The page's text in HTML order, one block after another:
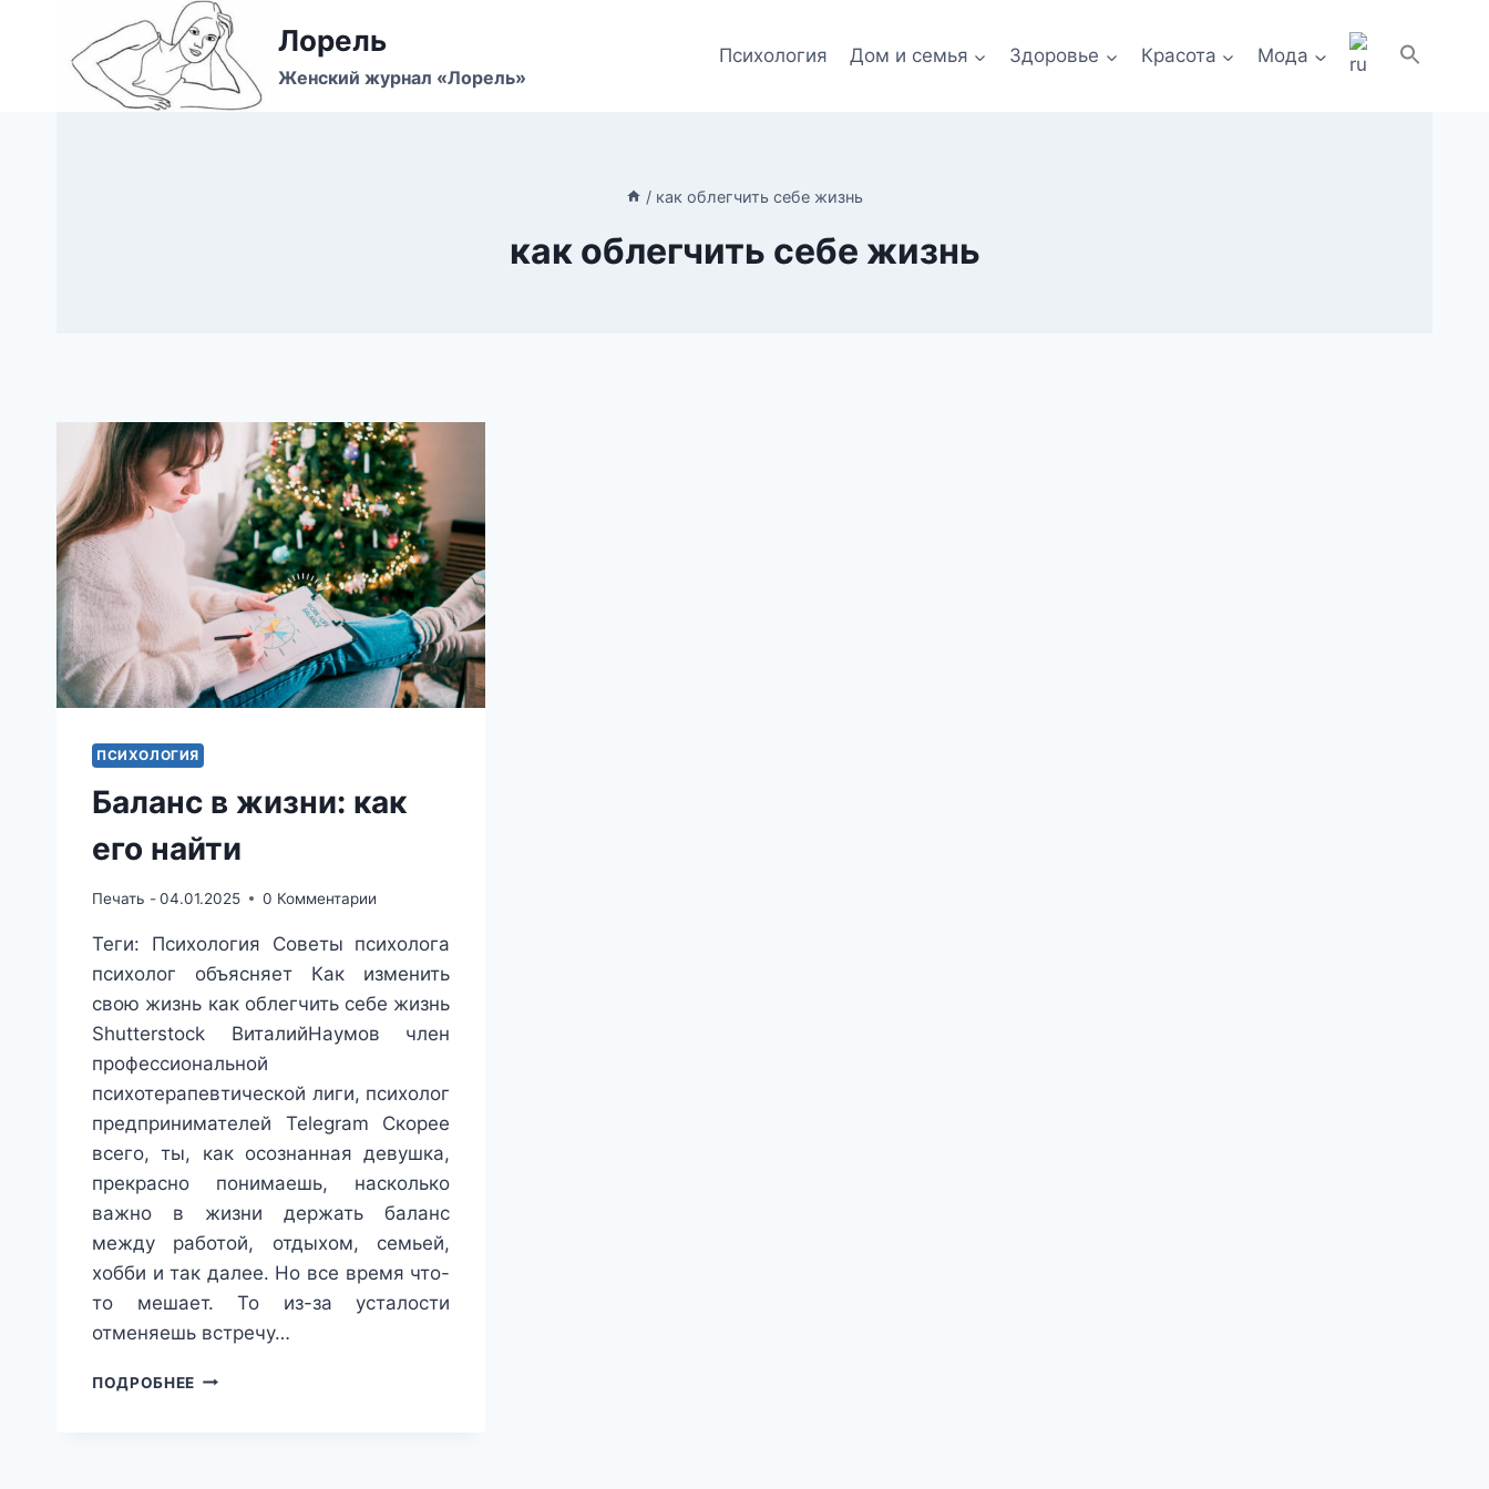
содержимому
Лорель
Женский журнал «Лорель»
Психология Дом и семья Здоровье Красота Мода
/ как облегчить себе жизнь
как облегчить себе жизнь
ПСИХОЛОГИЯ
Баланс в жизни: как
его найти
Печать -04.01.2025 0 Комментарии
Теги: Психология Советы психолога
психолог объясняет Как изменить
свою жизнь как облегчить себе жизнь
Shutterstock ВиталийНаумов член
профессиональной
психотерапевтической лиги, психолог
предпринимателей Telegram Скорее
всего, ты, как осознанная девушка,
прекрасно понимаешь, насколько
важно в жизни держать баланс
между работой, отдыхом, семьей,
хобби и так далее. Но все время что-
то мешает. То из-за усталости
отменяешь встречу…
ПОДРОБНЕЕ БАЛАНС